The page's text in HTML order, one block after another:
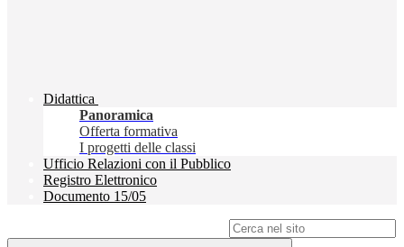
Didattica
Panoramica
Offerta formativa
I progetti delle classi
Ufficio Relazioni con il Pubblico
Registro Elettronico
Documento 15/05